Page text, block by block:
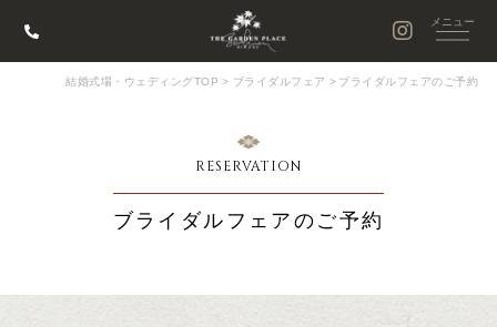
結婚式場・ウェディングTOP > ブライダルフェア > ブライダルフェアのご予約
RESERVATION
ブライダルフェアのご予約